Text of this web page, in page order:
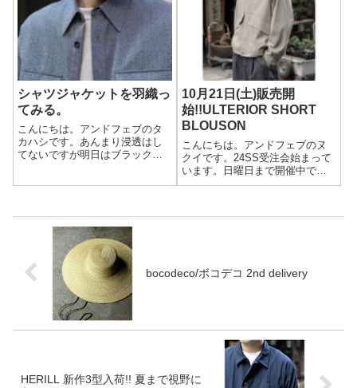
シャツジャケットを羽織っ
てみる。
こんにちは。アンドフェブのタ
カハシです。あんまり浸透はし
てないですが明日はブラックフ
す。(毎年11月の第4木曜日とそ
の翌日)割...
10月21日(土)販売開
始!!ULTERIOR SHORT
BLOUSON
こんにちは。アンドフェブのヌ
クイです。24SS受注会始まって
います。日曜日まで開催中で
す。そしてタイミング良く明日
bocodeco/ボコデコ 2nd delivery
HERILL 新作3型入荷!! 夏まで視野に